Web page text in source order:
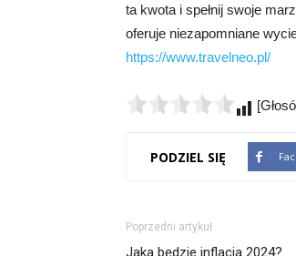
ta kwota i spełnij swoje
oferuje niezapomniane
https://www.travelneo.pl/
PODZIEL SIĘ
Poprzedni artykuł
Jaka będzie inflacja 2024?